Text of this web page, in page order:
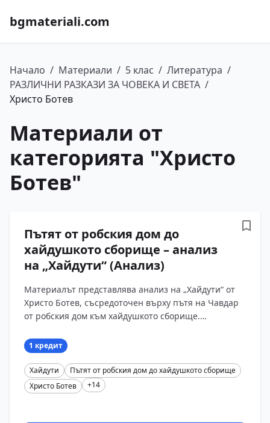
bgmateriali.com
Начало / Материали / 5 клас / Литература /
РАЗЛИЧНИ РАЗКАЗИ ЗА ЧОВЕКА И СВЕТА /
Христо Ботев
Материали от
категорията "Христо
Ботев"
Пътят от робския дом до
хайдушкото сборище – анализ
на „Хайдути“ (Анализ)
Материалът представлява анализ на „Хайдути“ от
Христо Ботев, съсредоточен върху пътя на Чавдар
от робския дом към хайдушкото сборище.
бащата войв...
1 кредит
Хайдути
Пътят от робския дом до хайдушкото сборище
Христо Ботев
+14